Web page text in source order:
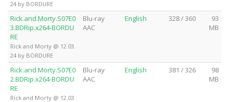
24 by BORDURE
Rick.and.Morty.S07E0
3.BDRip.x264-BORDU
RE
Rick and Morty @ 12.03.
24 by BORDURE
Blu-ray
AAC
English 328 / 360
93
MB
Rick.and.Morty.S07E0
2.BDRip.x264-BORDU
RE
Rick and Morty @ 12.03.
Blu-ray
AAC
English 381 / 326
98
MB